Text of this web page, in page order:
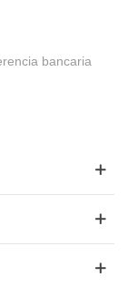
bancaria